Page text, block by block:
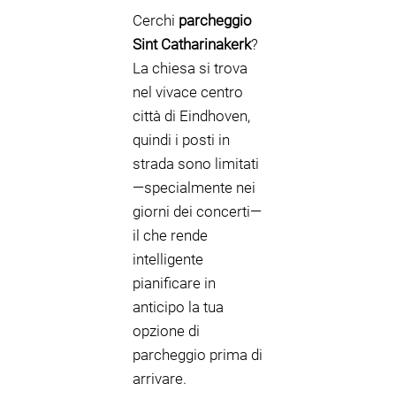
Cerchi parcheggio
Sint Catharinakerk?
La chiesa si trova
nel vivace centro
città di Eindhoven,
quindi i posti in
strada sono limitati
—specialmente nei
giorni dei concerti—
il che rende
intelligente
pianificare in
anticipo la tua
opzione di
parcheggio prima di
arrivare.